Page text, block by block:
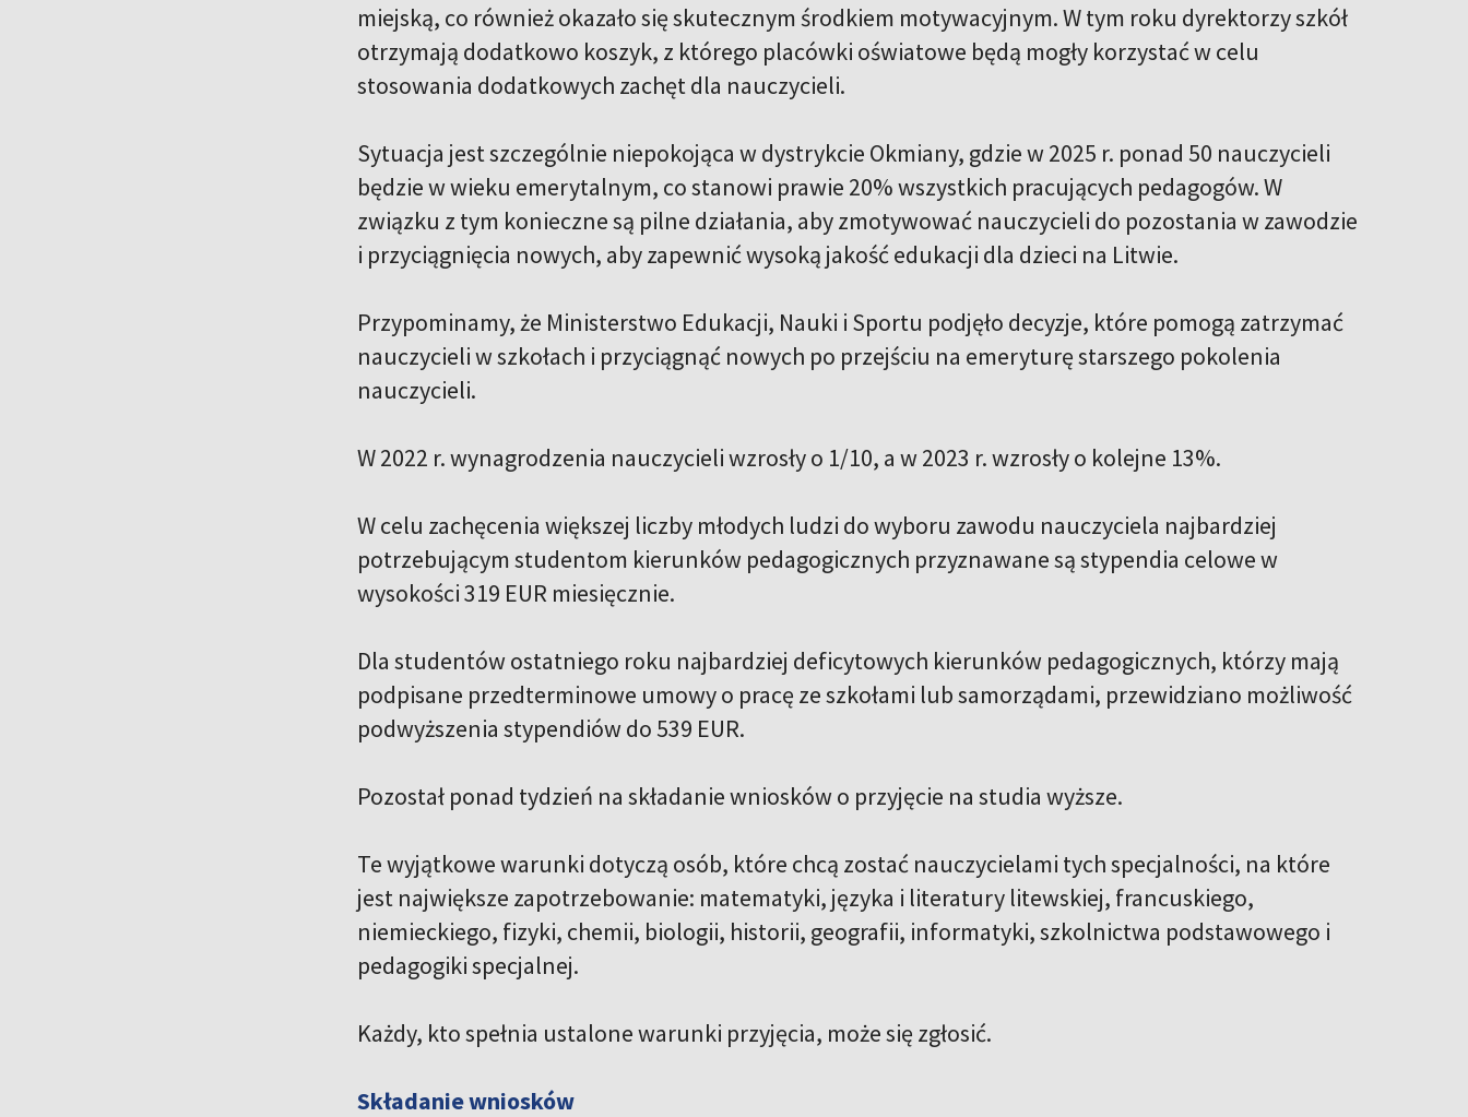
miejską, co również okazało się skutecznym środkiem motywacyjnym. W tym roku dyrektorzy szkół
otrzymają dodatkowo koszyk, z którego placówki oświatowe będą mogły korzystać w celu
stosowania dodatkowych zachęt dla nauczycieli.
Sytuacja jest szczególnie niepokojąca w dystrykcie Okmiany, gdzie w 2025 r. ponad 50 nauczycieli
będzie w wieku emerytalnym, co stanowi prawie 20% wszystkich pracujących pedagogów. W
związku z tym konieczne są pilne działania, aby zmotywować nauczycieli do pozostania w zawodzie
i przyciągnięcia nowych, aby zapewnić wysoką jakość edukacji dla dzieci na Litwie.
Przypominamy, że ​​Ministerstwo Edukacji, Nauki i Sportu podjęło decyzje, które pomogą zatrzymać
nauczycieli w szkołach i przyciągnąć nowych po przejściu na emeryturę starszego pokolenia
nauczycieli.
W 2022 r. wynagrodzenia nauczycieli wzrosły o 1/10, a w 2023 r. wzrosły o kolejne 13%.
W celu zachęcenia większej liczby młodych ludzi do wyboru zawodu nauczyciela najbardziej
potrzebującym studentom kierunków pedagogicznych przyznawane są stypendia celowe w
wysokości 319 EUR miesięcznie.
Dla studentów ostatniego roku najbardziej deficytowych kierunków pedagogicznych, którzy mają
podpisane przedterminowe umowy o pracę ze szkołami lub samorządami, przewidziano możliwość
podwyższenia stypendiów do 539 EUR.
Pozostał ponad tydzień na składanie wniosków o przyjęcie na studia wyższe.
Te wyjątkowe warunki dotyczą osób, które chcą zostać nauczycielami tych specjalności, na które
jest największe zapotrzebowanie: matematyki, języka i literatury litewskiej, francuskiego,
niemieckiego, fizyki, chemii, biologii, historii, geografii, informatyki, szkolnictwa podstawowego i
pedagogiki specjalnej.
Każdy, kto spełnia ustalone warunki przyjęcia, może się zgłosić.
Składanie wniosków